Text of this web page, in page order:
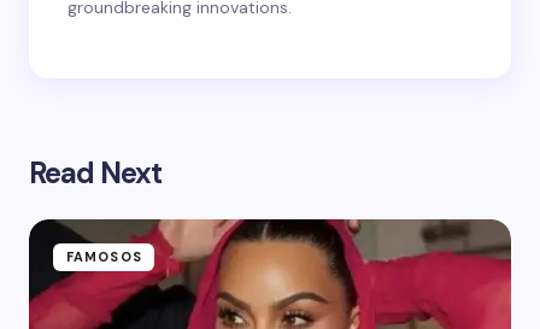
groundbreaking innovations.
Read Next
FAMOSOS